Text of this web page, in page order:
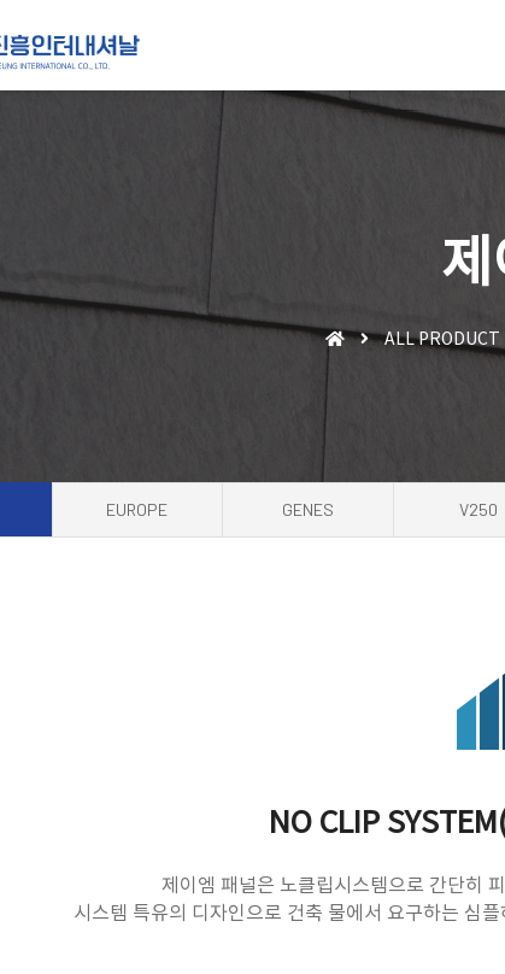
ALL PRODUCT
EUROPE GENES V250
NO CLIP
제이엠 패널은 노클립시스템으로 간단히
시스템 특유의 디자인으로 건축 물에서 요구하는 심